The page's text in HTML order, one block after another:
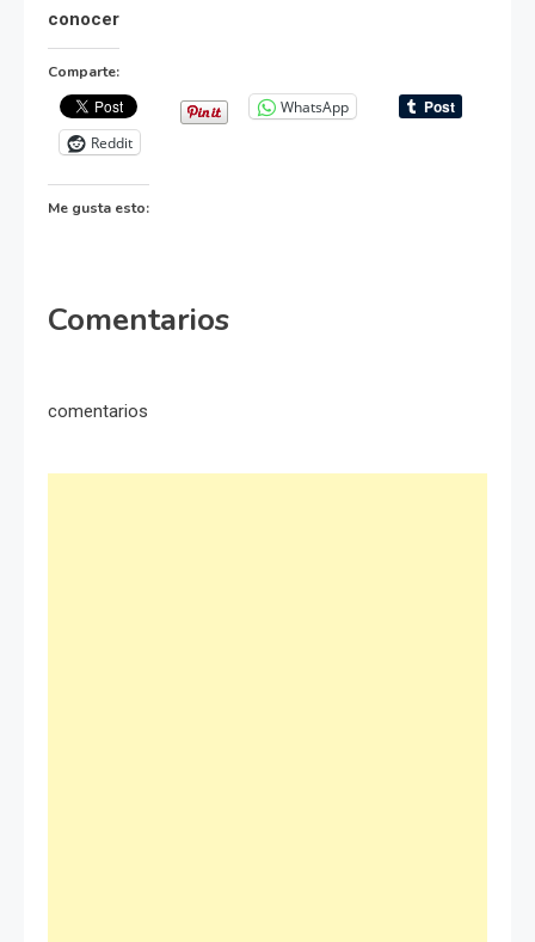
conocer
Comparte:
WhatsApp
Reddit
Me gusta esto:
Comentarios
comentarios